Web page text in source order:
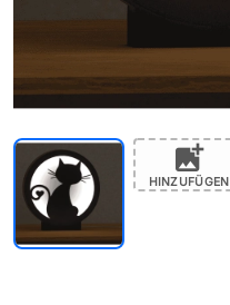
add_photo_alternate
HINZUFÜGEN